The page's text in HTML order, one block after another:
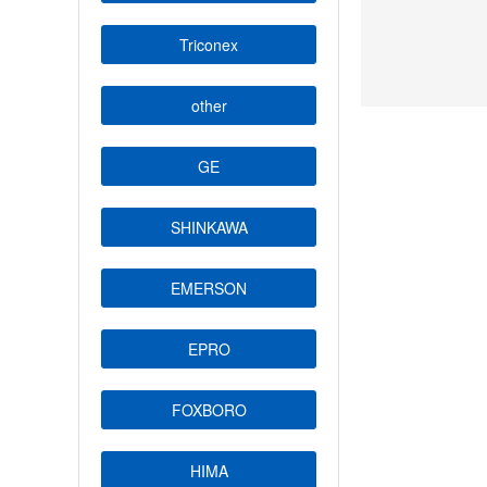
Triconex
other
GE
SHINKAWA
EMERSON
EPRO
FOXBORO
HIMA